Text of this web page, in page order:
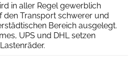
in aller Regel gewerblich
den Transport schwerer und
Bereich ausgelegt.
UPS und DHL setzen